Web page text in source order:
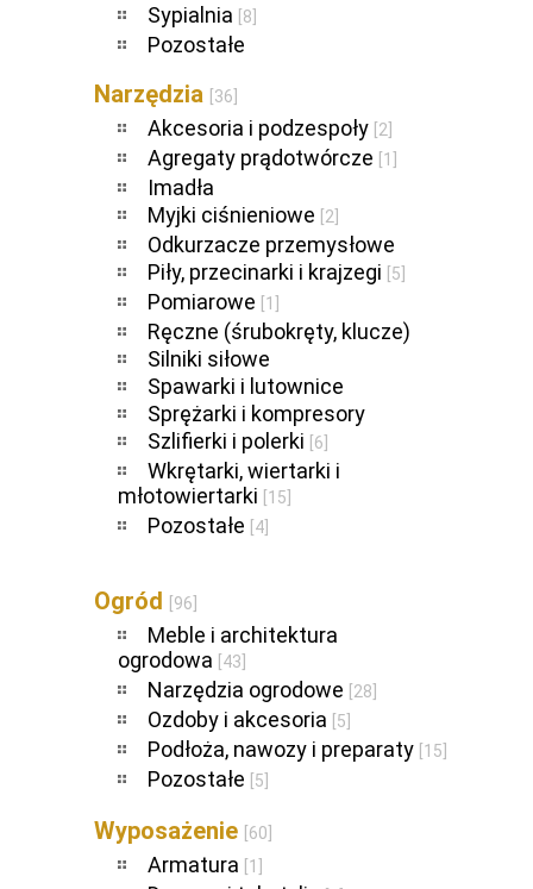
Sypialnia [8]
Pozostałe
Narzędzia [36]
Akcesoria i podzespoły [2]
Agregaty prądotwórcze [1]
Imadła
Myjki ciśnieniowe
[2]
Odkurzacze przemysłowe
Piły, przecinarki i krajzegi
[5]
Pomiarowe [1]
Ręczne (śrubokręty, klucze)
Silniki siłowe
Spawarki i lutownice
Sprężarki i kompresory
Szlifierki i polerki
[6]
Wkrętarki, wiertarki i
młotowiertarki
[15]
Pozostałe [4]
Ogród [96]
Meble i architektura
ogrodowa
[43]
Narzędzia ogrodowe [28]
Ozdoby i akcesoria [5]
Podłoża, nawozy i preparaty [15]
Pozostałe [5]
Wyposażenie [60]
Armatura [1]